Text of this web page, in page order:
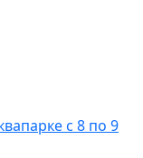
с 8 по 9